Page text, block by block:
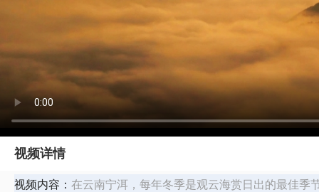
视频详情
视频内容： 在云南宁洱，每年冬季是观云海赏日出的最佳季